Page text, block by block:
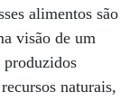
alimentos são
visão de um
produzidos
naturais,